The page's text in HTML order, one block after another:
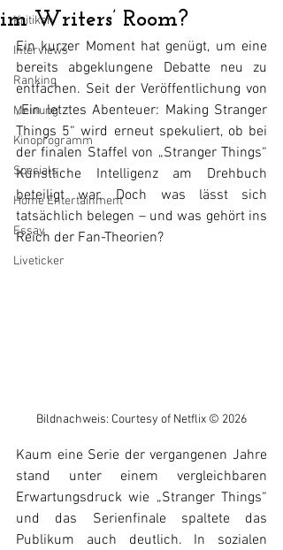
Kritiken
Interviews
Ranking
Meinung
Kinoprogramm
Specials
Home Entertainment
Essay
Liveticker
im Writers’ Room?
Ein kurzer Moment hat genügt, um eine
bereits abgeklungene Debatte neu zu
entfachen. Seit der Veröffentlichung von
„Ein letztes Abenteuer: Making Stranger
Things 5“ wird erneut spekuliert, ob bei
der finalen Staffel von „Stranger Things“
Künstliche Intelligenz am Drehbuch
beteiligt war. Doch was lässt sich
tatsächlich belegen – und was gehört ins
Reich der Fan-Theorien?
Bildnachweis: Courtesy of Netflix © 2026
Kaum eine Serie der vergangenen Jahre
stand unter einem vergleichbaren
Erwartungsdruck wie „Stranger Things“
und das Serienfinale spaltete das
Publikum auch deutlich. In sozialen